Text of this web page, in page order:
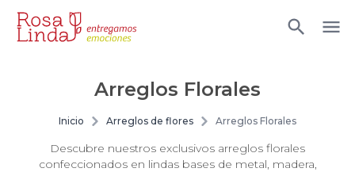
Arreglos Florales
Inicio Arreglos de flores Arreglos Florales
Descubre nuestros exclusivos arreglos florales
confeccionados en lindas bases de metal, madera,